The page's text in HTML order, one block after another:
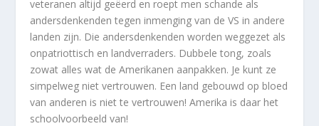
veteranen altijd geëerd en roept men schande als
andersdenkenden tegen inmenging van de VS in andere
landen zijn. Die andersdenkenden worden weggezet als
onpatriottisch en landverraders. Dubbele tong, zoals
zowat alles wat de Amerikanen aanpakken. Je kunt ze
simpelweg niet vertrouwen. Een land gebouwd op bloed
van anderen is niet te vertrouwen! Amerika is daar het
schoolvoorbeeld van!